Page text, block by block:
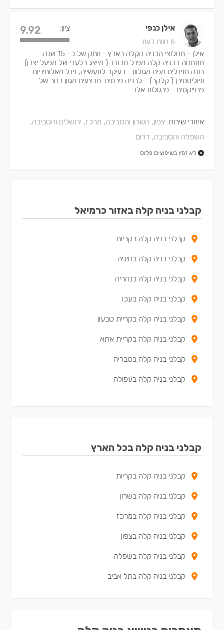
אילן כנפי
6 חוות דעת
ציון: 9.92
אילן - מחלוצי הבניה הקלה בארץ - וותק של כ- 15 שנה.
מתמחה בבניה קלה מפנל מבודד ( מייצג בלעדי של מפעל יצרן).
בונה מפנלים מפח מגולוון - בעיקר לתעשייה, פנל מאלומיניום
ופוליסטירן ( קלקר) - לבניה פרטית. מבצעים מגוון רחב של
פרוייקטים - פרגולות אלו...
איזורי שירות: צפון, השרון והסביבה, מרכז, ירושלים והסביבה,
השפלה והסביבה, דרום
לא זמין בשיפוצים פלוס
קבלני בניה קלה באזור כרמיאל
קבלני בניה קלה בקריות
קבלני בניה קלה בחיפה
קבלני בניה קלה בנהריה
קבלני בניה קלה בעכו
קבלני בניה קלה בקריית טבעון
קבלני בניה קלה בקריית אתא
קבלני בניה קלה בטבריה
קבלני בניה קלה בעפולה
קבלני בניה קלה בקריית מוצקין
קבלני בניה קלה בקריית ביאליק
קבלני בניה קלה בצפת
קבלני בניה קלה במגדל העמק
קבלני בניה קלה בנשר
קבלני בניה קלה בקריית שמונה
קבלני בניה קלה במעלות-תרשיחא
קבלני בניה קלה ביקנעם עילית
קבלני בניה קלה בטירת כרמל
קבלני בניה קלה בכל הארץ
קבלני בניה קלה בקריות
קבלני בניה קלה בשרון
קבלני בניה קלה במרכז
קבלני בניה קלה בצפון
קבלני בניה קלה בשפלה
קבלני בניה קלה בתל אביב